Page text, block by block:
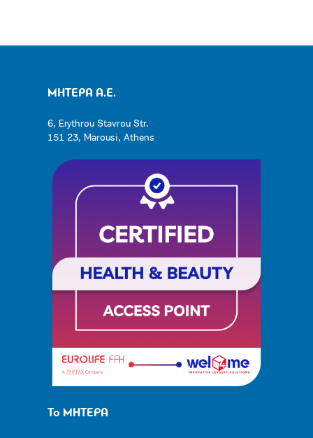
ΜΗΤΕΡΑ Α.Ε.
6, Erythrou Stavrou Str.
151 23, Marousi, Athens
Το ΜΗΤΕΡΑ